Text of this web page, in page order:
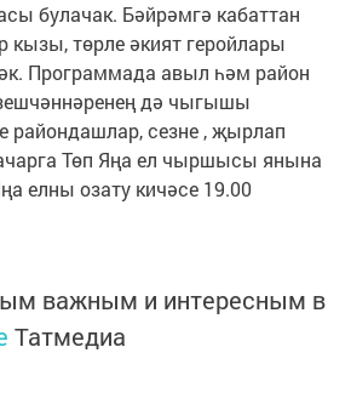
булачак. Бәйрәмгә кабаттан
төрле әкият геройлары
Программада авыл һәм район
дә чыгышы
райондашлар, сезне , җырлап
Төп Яңа ел чыршысы янына
елны озату кичәсе 19.00
важным и интересным в
Татмедиа